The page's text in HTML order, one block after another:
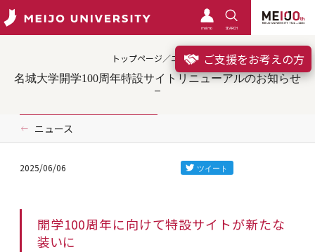
meimo SEARCH
ご支援をお考えの方
トップページ／ニュース
名城大学開学100周年特設サイトリニューアルのお知らせ
ニュース
2025/06/06
開学100周年に向けて特設サイトが新たな
装いに